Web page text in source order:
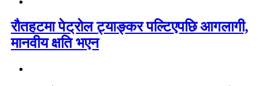
रौतहटमा पेट्रोल ट्याङ्कर पल्टिएपछि आगलागी,
मानवीय क्षति भएन